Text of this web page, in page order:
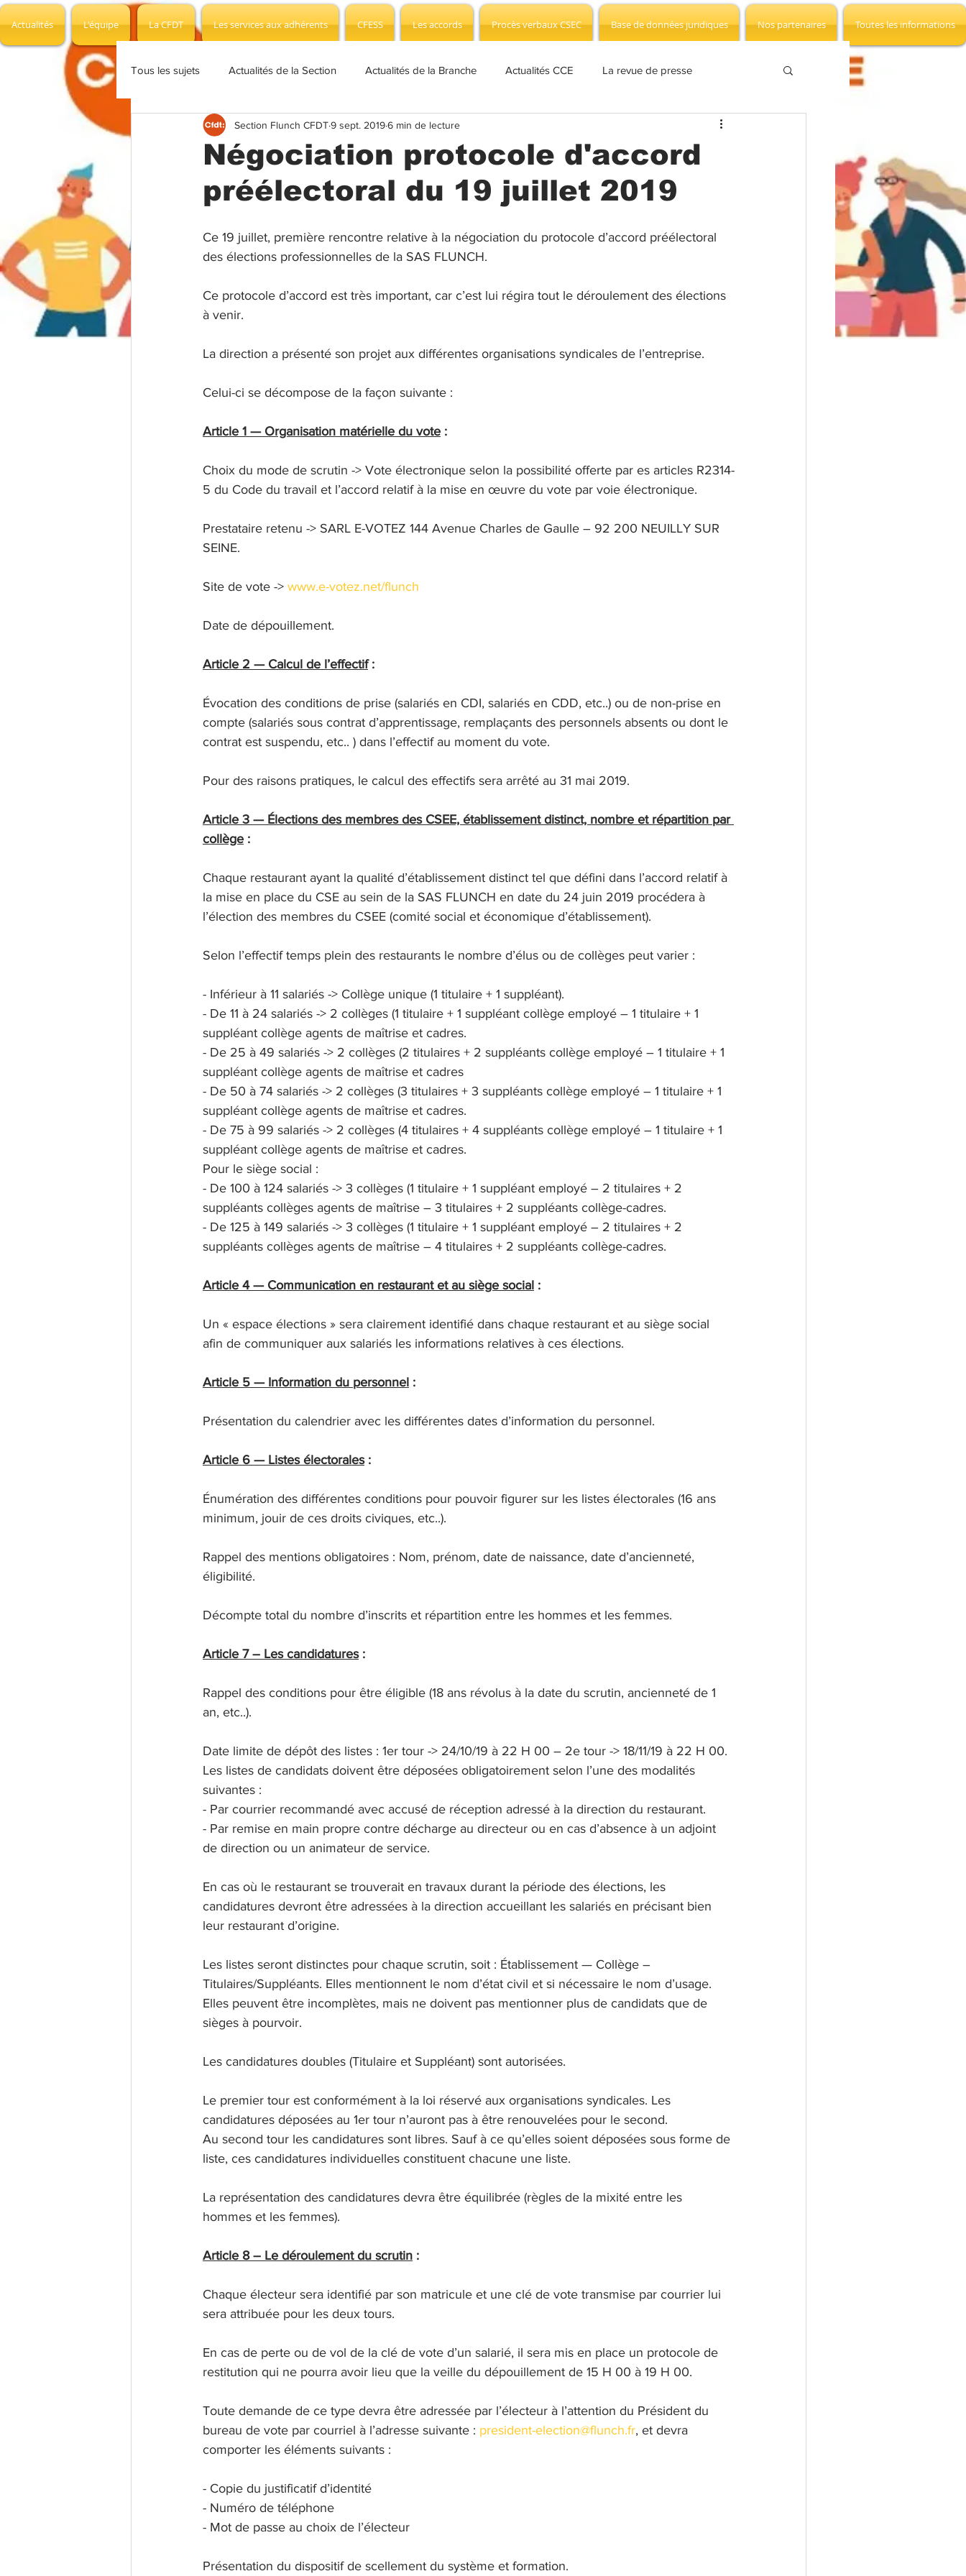
Actualités L'équipe La CFDT Les services aux adhérents CFESS Les accords Procès verbaux CSEC Base de données juridiques Nos partenaires Toutes les informations
Tous les sujets Actualités de la Section Actualités de la Branche Actualités CCE La revue de presse
Les documents et affiches Info Covid-19 Actualités CSEC Négociation
Focus juridique Communiqué presse Plan de sauvegarde CSEC Branche APLD
Groupe de travail Commision Formation
Négociation protocole d'accord
préélectoral du 19 juillet 2019
Section Flunch CFDT9 sept. 20196 min de lecture
Ce 19 juillet, première rencontre relative à la négociation du protocole d’accord préélectoral
des élections professionnelles de la SAS FLUNCH.
Ce protocole d’accord est très important, car c’est lui régira tout le déroulement des élections
à venir.
La direction a présenté son projet aux différentes organisations syndicales de l’entreprise.
Celui-ci se décompose de la façon suivante :
Article 1 — Organisation matérielle du vote :
Choix du mode de scrutin -> Vote électronique selon la possibilité offerte par es articles R2314-
5 du Code du travail et l’accord relatif à la mise en œuvre du vote par voie électronique.
Prestataire retenu -> SARL E-VOTEZ 144 Avenue Charles de Gaulle – 92 200 NEUILLY SUR
SEINE.
Site de vote -> www.e-votez.net/flunch
Date de dépouillement.
Article 2 — Calcul de l’effectif :
Évocation des conditions de prise (salariés en CDI, salariés en CDD, etc..) ou de non-prise en
compte (salariés sous contrat d’apprentissage, remplaçants des personnels absents ou dont le
contrat est suspendu, etc.. ) dans l’effectif au moment du vote.
Pour des raisons pratiques, le calcul des effectifs sera arrêté au 31 mai 2019.
Article 3 — Élections des membres des CSEE, établissement distinct, nombre et répartition par
collège :
Chaque restaurant ayant la qualité d’établissement distinct tel que défini dans l’accord relatif à
la mise en place du CSE au sein de la SAS FLUNCH en date du 24 juin 2019 procédera à
l’élection des membres du CSEE (comité social et économique d’établissement).
Selon l’effectif temps plein des restaurants le nombre d’élus ou de collèges peut varier :
- Inférieur à 11 salariés -> Collège unique (1 titulaire + 1 suppléant).
- De 11 à 24 salariés -> 2 collèges (1 titulaire + 1 suppléant collège employé – 1 titulaire + 1
suppléant collège agents de maîtrise et cadres.
- De 25 à 49 salariés -> 2 collèges (2 titulaires + 2 suppléants collège employé – 1 titulaire + 1
suppléant collège agents de maîtrise et cadres
- De 50 à 74 salariés -> 2 collèges (3 titulaires + 3 suppléants collège employé – 1 titulaire + 1
suppléant collège agents de maîtrise et cadres.
- De 75 à 99 salariés -> 2 collèges (4 titulaires + 4 suppléants collège employé – 1 titulaire + 1
suppléant collège agents de maîtrise et cadres.
Pour le siège social :
- De 100 à 124 salariés -> 3 collèges (1 titulaire + 1 suppléant employé – 2 titulaires + 2
suppléants collèges agents de maîtrise – 3 titulaires + 2 suppléants collège-cadres.
- De 125 à 149 salariés -> 3 collèges (1 titulaire + 1 suppléant employé – 2 titulaires + 2
suppléants collèges agents de maîtrise – 4 titulaires + 2 suppléants collège-cadres.
Article 4 — Communication en restaurant et au siège social :
Un « espace élections » sera clairement identifié dans chaque restaurant et au siège social
afin de communiquer aux salariés les informations relatives à ces élections.
Article 5 — Information du personnel :
Présentation du calendrier avec les différentes dates d’information du personnel.
Article 6 — Listes électorales :
Énumération des différentes conditions pour pouvoir figurer sur les listes électorales (16 ans
minimum, jouir de ces droits civiques, etc..).
Rappel des mentions obligatoires : Nom, prénom, date de naissance, date d’ancienneté,
éligibilité.
Décompte total du nombre d’inscrits et répartition entre les hommes et les femmes.
Article 7 – Les candidatures :
Rappel des conditions pour être éligible (18 ans révolus à la date du scrutin, ancienneté de 1
an, etc..).
Date limite de dépôt des listes : 1er tour -> 24/10/19 à 22 H 00 – 2e tour -> 18/11/19 à 22 H 00.
Les listes de candidats doivent être déposées obligatoirement selon l’une des modalités
suivantes :
- Par courrier recommandé avec accusé de réception adressé à la direction du restaurant.
- Par remise en main propre contre décharge au directeur ou en cas d’absence à un adjoint
de direction ou un animateur de service.
En cas où le restaurant se trouverait en travaux durant la période des élections, les
candidatures devront être adressées à la direction accueillant les salariés en précisant bien
leur restaurant d’origine.
Les listes seront distinctes pour chaque scrutin, soit : Établissement — Collège –
Titulaires/Suppléants. Elles mentionnent le nom d’état civil et si nécessaire le nom d’usage.
Elles peuvent être incomplètes, mais ne doivent pas mentionner plus de candidats que de
sièges à pourvoir.
Les candidatures doubles (Titulaire et Suppléant) sont autorisées.
Le premier tour est conformément à la loi réservé aux organisations syndicales. Les
candidatures déposées au 1er tour n’auront pas à être renouvelées pour le second.
Au second tour les candidatures sont libres. Sauf à ce qu’elles soient déposées sous forme de
liste, ces candidatures individuelles constituent chacune une liste.
La représentation des candidatures devra être équilibrée (règles de la mixité entre les
hommes et les femmes).
Article 8 – Le déroulement du scrutin :
Chaque électeur sera identifié par son matricule et une clé de vote transmise par courrier lui
sera attribuée pour les deux tours.
En cas de perte ou de vol de la clé de vote d’un salarié, il sera mis en place un protocole de
restitution qui ne pourra avoir lieu que la veille du dépouillement de 15 H 00 à 19 H 00.
Toute demande de ce type devra être adressée par l’électeur à l’attention du Président du
bureau de vote par courriel à l’adresse suivante : president-election@flunch.fr, et devra
comporter les éléments suivants :
- Copie du justificatif d’identité
- Numéro de téléphone
- Mot de passe au choix de l’électeur
Présentation du dispositif de scellement du système et formation.